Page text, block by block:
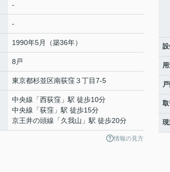
-
-
1990年5月（築36年）
8戸
東京都杉並区南荻窪３丁目7-5
中央線 「西荻窪 」駅 徒歩10分
中央線 「荻窪 」駅 徒歩15分
京王井の頭線 「久我山 」駅 徒歩20分
情報の見方